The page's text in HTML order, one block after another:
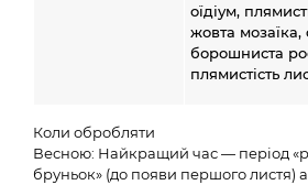
оїдіум,
жовта
борошниста
плямистість
Коли обробляти
Весною: Найкращий час — період
бруньок» (до появи першого листя)